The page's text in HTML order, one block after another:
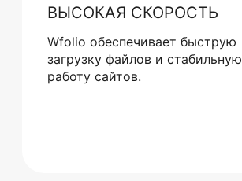
ВЫСОКАЯ СКОРОСТЬ
Wfolio обеспечивает быструю
загрузку файлов и стабильную
работу сайтов.